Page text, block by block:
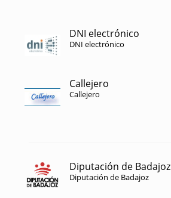
DNI electrónico
DNI electrónico
Callejero
Callejero
Diputación de Badajoz
Diputación de Badajoz